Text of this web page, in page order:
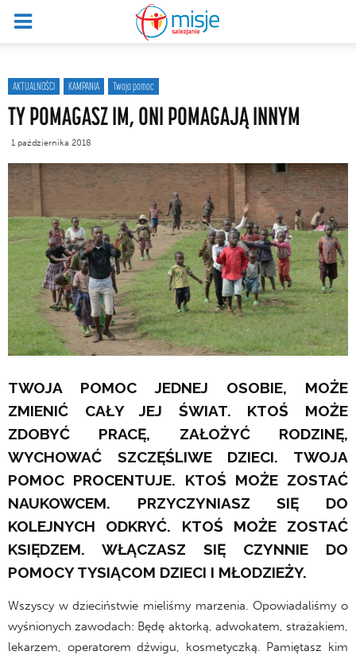
AKTUALNOŚCI KAMPANIA Twoja pomoc
TY POMAGASZ IM, ONI POMAGAJĄ INNYM
1 października 2018
TWOJA POMOC JEDNEJ OSOBIE, MOŻE
ZMIENIĆ CAŁY JEJ ŚWIAT. KTOŚ MOŻE
ZDOBYĆ PRACĘ, ZAŁOŻYĆ RODZINĘ,
WYCHOWAĆ SZCZĘŚLIWE DZIECI. TWOJA
POMOC PROCENTUJE. KTOŚ MOŻE ZOSTAĆ
NAUKOWCEM. PRZYCZYNIASZ SIĘ DO
KOLEJNYCH ODKRYĆ. KTOŚ MOŻE ZOSTAĆ
KSIĘDZEM. WŁĄCZASZ SIĘ CZYNNIE DO
POMOCY TYSIĄCOM DZIECI I MŁODZIEŻY.
Wszyscy w dzieciństwie mieliśmy marzenia. Opowiadaliśmy o
wyśnionych zawodach: Będę aktorką, adwokatem, strażakiem,
lekarzem, operatorem dźwigu, kosmetyczką. Pamiętasz kim